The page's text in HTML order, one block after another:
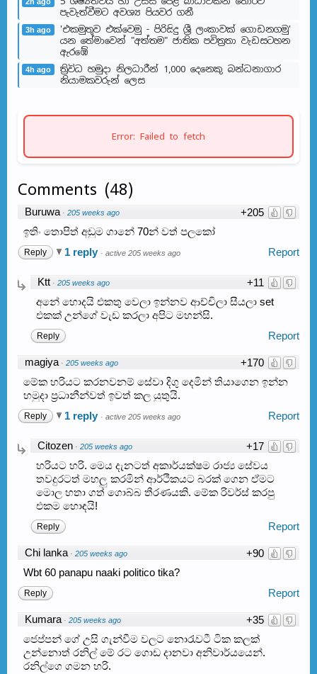
පැවැත්වීමට අවශ්‍ය පියවර ගනී
3h ago
'එකමුතුව එක්වෙමු - පිරිසිදු ශ්‍රී ලංකාවක් ගොඩනගමු'
යන තේමාවෙන් "අත්තම" ජාතික පවිත්‍රතා වැඩසටහන
ඇරඹේ
4h ago
ත්‍රිවිධ හමුදා නිලධාරීන් 1,000 දෙනෙකු බන්ධනාගාර
නියාමකවරුන් ලෙස
Error: Failed to fetch
Comments (48)
+205
Buruwa · 205 weeks ago
ඉතිං තොපිත් අඩුම ගානේ 70න් වත් පලකෝ
Report
Reply 1 reply · active 205 weeks ago
+11
Ktt · 205 weeks ago
අනේ හොදයි එකතු වෙලා ඉන්නව ආච්චිලා සීයලා set
එකක් උන්ගේ වැඩ කරලා අපිට මහන්සි.
Report
Reply
+170
magiya · 205 weeks ago
මේක හරියට කරනවනම් සේවා දිගු දෙමින් තියාගෙන ඉන්න
හමුදා ප්‍රධානීන්වත් ඉවත් කල යුතුයි.
Report
Reply 1 reply · active 205 weeks ago
+17
Citozen · 205 weeks ago
හරියට හරි. මෙය දැනටත් අකාර්යක්ෂම රාජ්‍ය සේවය
තවදුරටත් මහලු කරමින් ආර්ථිකයට බරක් ගෙන ඒමට
මොල හතා ගත් ගොබ්බ තීරණයකි. මේක රිවර්ස් කරපු
එකම හොඳයි!
Report
Reply
+90
Chi lanka · 205 weeks ago
Wbt 60 panapu naaki politico tika?
Report
Reply
+35
Kumara · 205 weeks ago
ජෙප්පන් ගේ උසි ගැන්වීම වලට නොරැවටී ටික කලක්
උන්නොත් රනිල් මේ රට ගොඩ දානවා අනිවාර්යයෙන්.
රනිල්ගෙ ගමන හරි.